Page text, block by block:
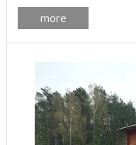
more